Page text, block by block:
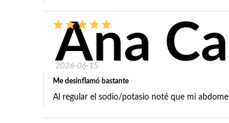
Ana
2026-06-15
Me desinflamó bastante
Al regular el sodio/potasio noté que mi